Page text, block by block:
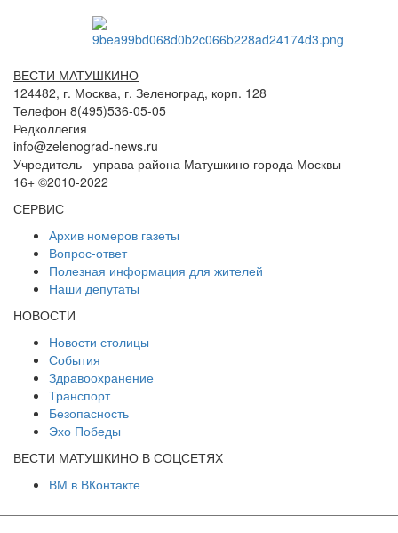
ВЕСТИ МАТУШКИНО
124482, г. Москва, г. Зеленоград, корп. 128
Телефон 8(495)536-05-05
Редколлегия
info@zelenograd-news.ru
Учредитель - управа района Матушкино города Москвы
16+ ©2010-2022
СЕРВИС
Архив номеров газеты
Вопрос-ответ
Полезная информация для жителей
Наши депутаты
НОВОСТИ
Новости столицы
События
Здравоохранение
Транспорт
Безопасность
Эхо Победы
ВЕСТИ МАТУШКИНО В СОЦСЕТЯХ
ВМ в ВКонтакте